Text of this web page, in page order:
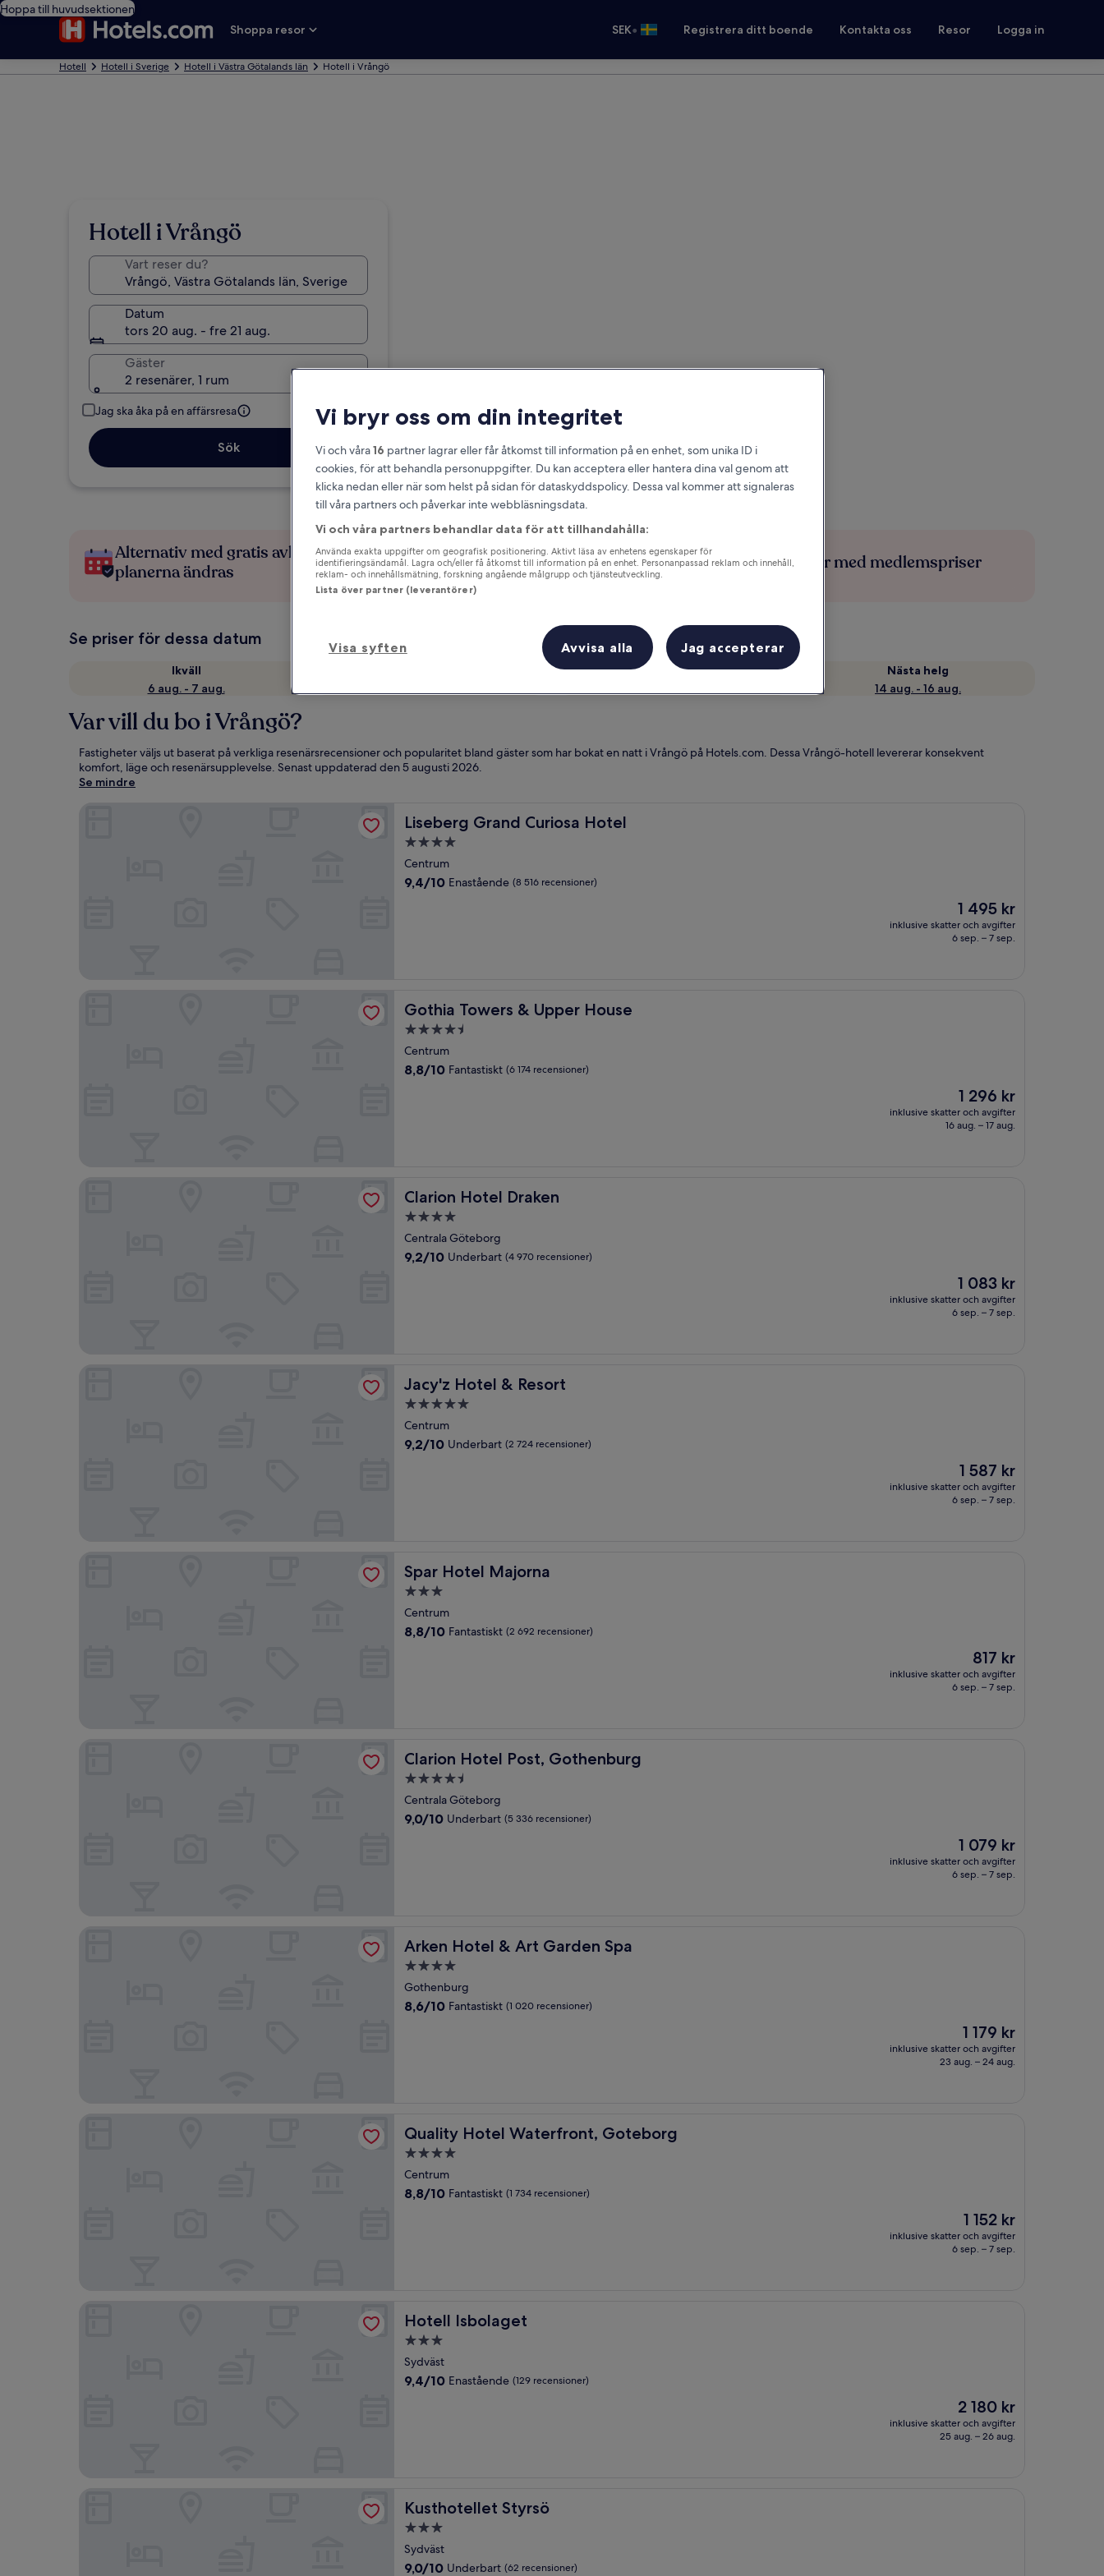
Hoppa till huvudsektionen
Shoppa resor
SEK• Registrera ditt boende Kontakta oss Resor Logga in
Hotell Hotell i Sverige Hotell i Västra Götalands län Hotell i Vrångö
Hotell i Vrångö
Vart reser du?
Datum
tors 20 aug. - fre 21 aug.
Gäster
2 resenärer, 1 rum
Jag ska åka på en affärsresa
Sök
Alternativ med gratis avbokning om
planerna ändras
Tjäna förmåner för varje natt du bor Spara mer med medlemspriser
Se priser för dessa datum
Ikväll
6 aug. - 7 aug.
Till helgen
Nästa helg
14 aug. - 16 aug.
Var vill du bo i Vrångö?
Fastigheter väljs ut baserat på verkliga resenärsrecensioner och popularitet bland gäster som har bokat en natt i Vrångö på Hotels.com. Dessa Vrångö-hotell levererar konsekvent
komfort, läge och resenärsupplevelse. Senast uppdaterad den5 augusti 2026.
Se mindre
Liseberg Grand Curiosa Hotel
Liseberg Grand Curiosa Hotel
4.0-
stjärnigt
boende
Centrum
9.4
9,4/10 Enastående (8 516 recensioner)
Priset
är
1 495 kr
1 495 kr
inklusive skatter och avgifter
6 sep. – 7 sep.
Gothia Towers & Upper House
Gothia Towers & Upper House
4.5-
stjärnigt
boende
Centrum
8.8
8,8/10 Fantastiskt (6 174 recensioner)
Priset
är
1 296 kr
1 296 kr
inklusive skatter och avgifter
16 aug. – 17 aug.
Clarion Hotel Draken
Clarion Hotel Draken
4.0-
stjärnigt
boende
Centrala Göteborg
9.2
9,2/10 Underbart (4 970 recensioner)
Priset
är
1 083 kr
1 083 kr
inklusive skatter och avgifter
6 sep. – 7 sep.
Jacy'z Hotel & Resort
Jacy'z Hotel & Resort
5.0-
stjärnigt
boende
Centrum
9.2
9,2/10 Underbart (2 724 recensioner)
Priset
är
1 587 kr
1 587 kr
inklusive skatter och avgifter
6 sep. – 7 sep.
Spar Hotel Majorna
Spar Hotel Majorna
3.0-
stjärnigt
boende
Centrum
8.8
8,8/10 Fantastiskt (2 692 recensioner)
Priset
är
817 kr
817 kr
inklusive skatter och avgifter
6 sep. – 7 sep.
Clarion Hotel Post, Gothenburg
Clarion Hotel Post, Gothenburg
4.5-
stjärnigt
boende
Centrala Göteborg
9.0
9,0/10 Underbart (5 336 recensioner)
Priset
är
1 079 kr
1 079 kr
inklusive skatter och avgifter
6 sep. – 7 sep.
Arken Hotel & Art Garden Spa
Arken Hotel & Art Garden Spa
4.0-
stjärnigt
boende
Gothenburg
8.6
8,6/10 Fantastiskt (1 020 recensioner)
Priset
är
1 179 kr
1 179 kr
inklusive skatter och avgifter
23 aug. – 24 aug.
Quality Hotel Waterfront, Goteborg
Quality Hotel Waterfront, Goteborg
4.0-
stjärnigt
boende
Centrum
8.8
8,8/10 Fantastiskt (1 734 recensioner)
Priset
är
1 152 kr
1 152 kr
inklusive skatter och avgifter
6 sep. – 7 sep.
Hotell Isbolaget
Hotell Isbolaget
3.0-
stjärnigt
boende
Sydväst
9.4
9,4/10 Enastående (129 recensioner)
Priset
är
2 180 kr
2 180 kr
inklusive skatter och avgifter
25 aug. – 26 aug.
Kusthotellet Styrsö
Kusthotellet Styrsö
3.0-
stjärnigt
boende
Sydväst
9.0
9,0/10 Underbart (62 recensioner)
Vi bryr oss om din integritet
Vi och våra16 partner lagrar eller får åtkomst till information på en enhet, som unika ID i
cookies, för att behandla personuppgifter. Du kan acceptera eller hantera dina val genom att
klicka nedan eller när som helst på sidan för dataskyddspolicy. Dessa val kommer att signaleras
till våra partners och påverkar inte webbläsningsdata.
Vi och våra partners behandlar data för att tillhandahålla:
Använda exakta uppgifter om geografisk positionering. Aktivt läsa av enhetens egenskaper för
identifieringsändamål. Lagra och/eller få åtkomst till information på en enhet. Personanpassad reklam och innehåll,
reklam- och innehållsmätning, forskning angående målgrupp och tjänsteutveckling.
Lista över partner (leverantörer)
Visa syften Avvisa alla Jag accepterar